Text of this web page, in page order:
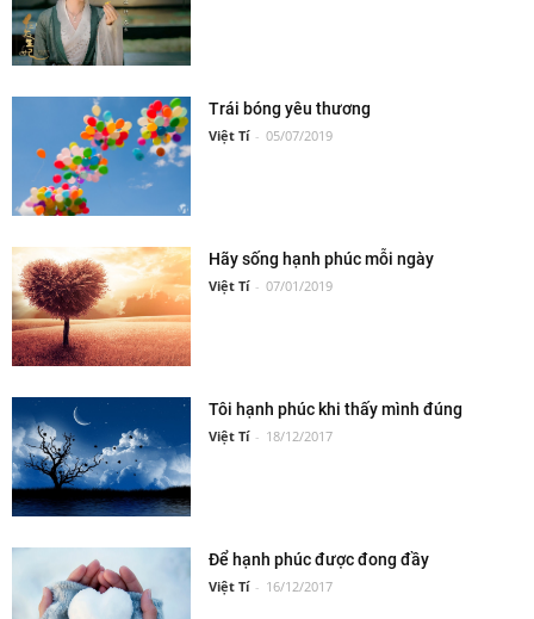
Trái bóng yêu thương
Việt Tí - 05/07/2019
Hãy sống hạnh phúc mỗi ngày
Việt Tí - 07/01/2019
Tôi hạnh phúc khi thấy mình đúng
Việt Tí - 18/12/2017
Để hạnh phúc được đong đầy
Việt Tí - 16/12/2017